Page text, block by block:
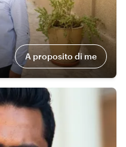
A proposito di me